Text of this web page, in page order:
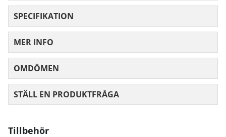
SPECIFIKATION
MER INFO
OMDÖMEN
STÄLL EN PRODUKTFRÅGA
Tillbehör